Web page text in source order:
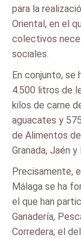
para la
Oriental, en el
colectivos
sociales.
En conjunto, se
4.500 litros de
kilos de carne
aguacates y
de Alimentos
Granada, Jaén y
Precisamente,
Málaga se ha
el que han
Ganadería,
Corredera; el